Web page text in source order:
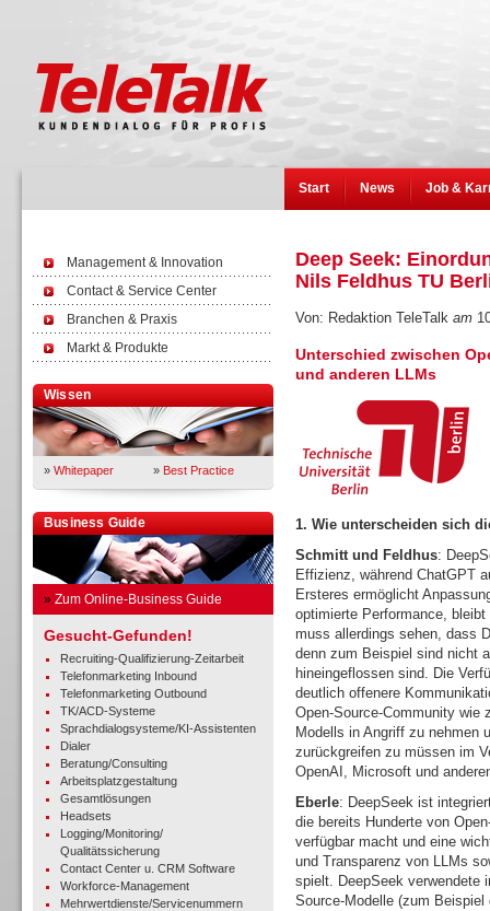
Start News Job &
Management & Innovation
Contact & Service Center
Branchen & Praxis
Markt & Produkte
Wissen
» Whitepaper » Best Practice
Business Guide
» Zum Online-Business Guide
Gesucht-Gefunden!
Recruiting-Qualifizierung-Zeitarbeit
Telefonmarketing Inbound
Telefonmarketing Outbound
TK/ACD-Systeme
Sprachdialogsysteme/KI-Assistenten
Dialer
Beratung/Consulting
Arbeitsplatzgestaltung
Gesamtlösungen
Headsets
Logging/Monitoring/
Qualitätssicherung
Contact Center u. CRM Software
Workforce-Management
Mehrwertdienste/Servicenummern
Deep Seek:
Nils Feldhus TU
Von: Redaktion TeleTalk am
Unterschied zwischen
und anderen LLMs
1. Wie unterscheiden sich
Schmitt und Feldhus:
Effizienz, während ChatGPT
Ersteres ermöglicht
optimierte Performance,
muss allerdings sehen, dass
denn zum Beispiel sind nicht
hineingeflossen sind. Die
deutlich offenere
Open-Source-Community wie
Modells in Angriff zu nehmen
zurückgreifen zu müssen im
OpenAI, Microsoft und
Eberle: DeepSeek ist
die bereits Hunderte von
verfügbar macht und eine
und Transparenz von LLMs
spielt. DeepSeek verwendete
Source-Modelle (zum